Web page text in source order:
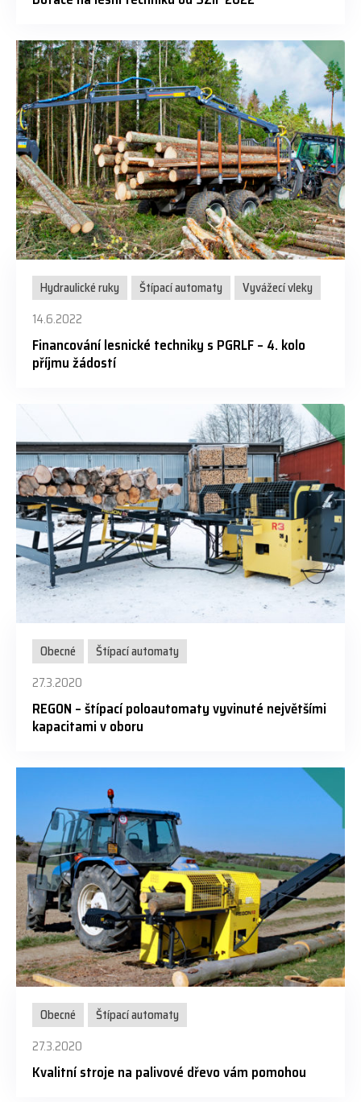
Hydraulické ruky Štípací automaty
Vyvážecí vleky
14.6.2022
Financování lesnické techniky s PGRLF – 4. kolo
příjmu žádostí
Obecné
Štípací automaty
27.3.2020
REGON – štípací poloautomaty vyvinuté největšími
kapacitami v oboru
Obecné
Štípací automaty
27.3.2020
Kvalitní stroje na palivové dřevo vám pomohou